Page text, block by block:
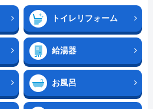
トイレリフォーム
給湯器
お風呂